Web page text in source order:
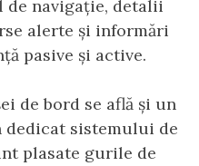
de navigație, detalii
alerte și informări
pasive și active.
de bord se află și un
dedicat sistemului de
plasate gurile de